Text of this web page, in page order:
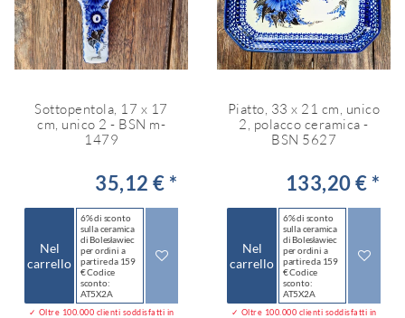
Sottopentola, 17 x 17
cm, unico 2 - BSN m-
1479
35,12 € *
Nel
carrello
6% di sconto
sulla ceramica
di Bolesławiec
per ordini a
partire da 159
€ Codice
sconto:
AT5X2A
✓ Oltre 100.000 clienti soddisfatti in
Piatto, 33 x 21 cm, unico
2, polacco ceramica -
BSN 5627
133,20 € *
Nel
carrello
6% di sconto
sulla ceramica
di Bolesławiec
per ordini a
partire da 159
€ Codice
sconto:
AT5X2A
✓ Oltre 100.000 clienti soddisfatti in